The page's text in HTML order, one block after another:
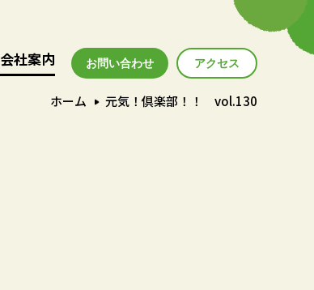
会社案内
会社案内 お問い合わせ アクセス
アクセス
ホーム 元気！倶楽部！！ vol.130